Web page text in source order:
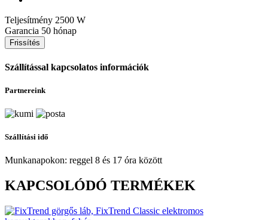
Teljesítmény 2500 W
Garancia 50 hónap
Szállítással kapcsolatos információk
Partnereink
Szállítási idő
Munkanapokon: reggel 8 és 17 óra között
KAPCSOLÓDÓ TERMÉKEK